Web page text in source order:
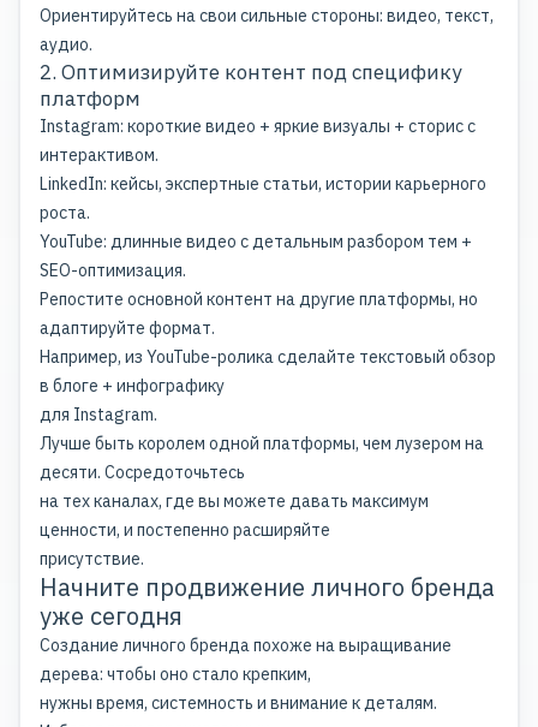
Ориентируйтесь на свои сильные стороны: видео, текст,
аудио.
2. Оптимизируйте контент под специфику
платформ
Instagram: короткие видео + яркие визуалы + сторис с
интерактивом.
LinkedIn: кейсы, экспертные статьи, истории карьерного
роста.
YouTube: длинные видео с детальным разбором тем +
SEO-оптимизация.
Репостите основной контент на другие платформы, но
адаптируйте формат.
Например, из YouTube-ролика сделайте текстовый обзор
в блоге + инфографику
для Instagram.
Лучше быть королем одной платформы, чем лузером на
десяти. Сосредоточьтесь
на тех каналах, где вы можете давать максимум
ценности, и постепенно расширяйте
присутствие.
Начните продвижение личного бренда
уже сегодня
Создание личного бренда похоже на выращивание
дерева: чтобы оно стало крепким,
нужны время, системность и внимание к деталям.